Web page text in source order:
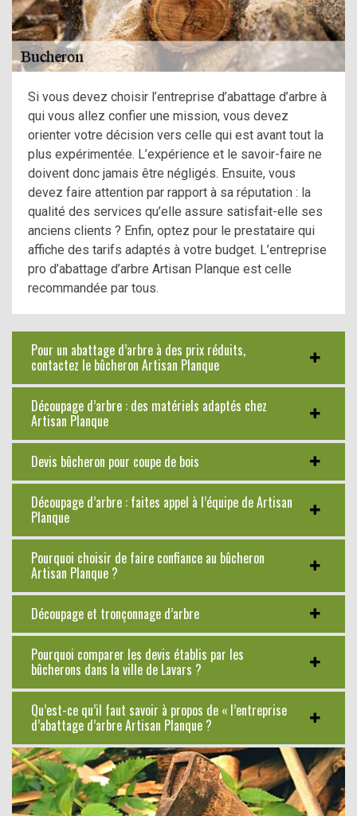
Si vous devez choisir l’entreprise d’abattage d’arbre à
qui vous allez confier une mission, vous devez
orienter votre décision vers celle qui est avant tout la
plus expérimentée. L’expérience et le savoir-faire ne
doivent donc jamais être négligés. Ensuite, vous
devez faire attention par rapport à sa réputation : la
qualité des services qu’elle assure satisfait-elle ses
anciens clients ? Enfin, optez pour le prestataire qui
affiche des tarifs adaptés à votre budget. L’entreprise
pro d’abattage d’arbre Artisan Planque est celle
recommandée par tous.
Pour un abattage d’arbre à des prix réduits,
contactez le bûcheron Artisan Planque
Découpage d’arbre : des matériels adaptés chez
Artisan Planque
Devis bûcheron pour coupe de bois
Découpage d’arbre : faites appel à l’équipe de Artisan
Planque
Pourquoi choisir de faire confiance au bûcheron
Artisan Planque ?
Découpage et tronçonnage d’arbre
Pourquoi comparer les devis établis par les
bûcherons dans la ville de Lavars ?
Qu’est-ce qu’il faut savoir à propos de « l’entreprise
d’abattage d’arbre Artisan Planque ?